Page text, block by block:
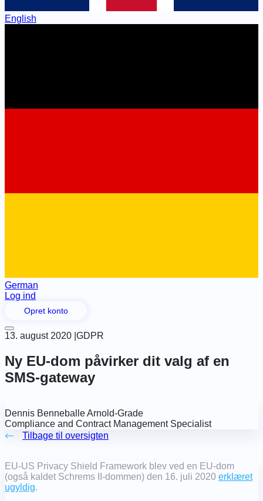
English
German
Log ind
Opret konto
13. august 2020 GDPR
Ny EU-dom påvirker dit valg af en
SMS-gateway
Dennis Benneballe Arnold-Grade
Compliance and Contract Management Specialist
Tilbage til oversigten
EU-US Privacy Shield Framework blev ved en EU-dom
(også kaldet Schrems II-dommen) den 16. juli 2020 erklæret
ugyldig.